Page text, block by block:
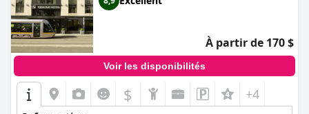
À partir de 170 $
Voir les disponibilités
$ +4